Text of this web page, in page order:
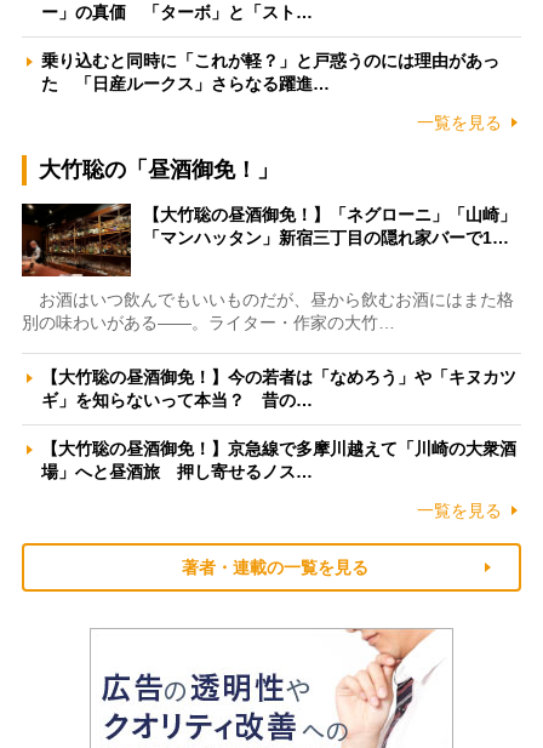
ー」の真価 「ターボ」と「スト…
乗り込むと同時に「これが軽？」と戸惑うのには理由があっ
た 「日産ルークス」さらなる躍進…
一覧を見る
大竹聡の「昼酒御免！」
【大竹聡の昼酒御免！】「ネグローニ」「山崎」
「マンハッタン」新宿三丁目の隠れ家バーで1…
お酒はいつ飲んでもいいものだが、昼から飲むお酒にはまた格
別の味わいがある――。ライター・作家の大竹…
【大竹聡の昼酒御免！】今の若者は「なめろう」や「キヌカツ
ギ」を知らないって本当？ 昔の…
【大竹聡の昼酒御免！】京急線で多摩川越えて「川崎の大衆酒
場」へと昼酒旅 押し寄せるノス…
一覧を見る
著者・連載の一覧を見る